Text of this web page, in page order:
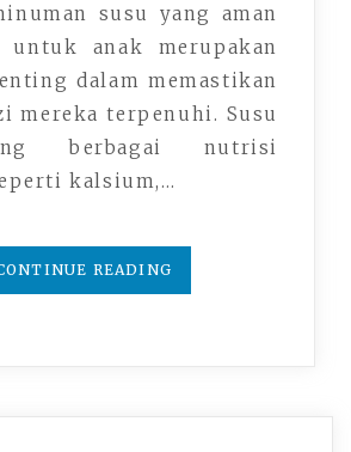
susu yang aman
untuk anak merupakan
dalam memastikan
mereka terpenuhi. Susu
berbagai nutrisi
kalsium,…
READING